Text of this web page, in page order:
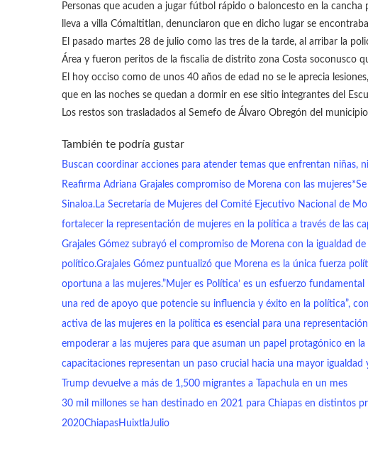
Personas que acuden a jugar fútbol rápido o baloncesto en la
lleva a villa Cómaltitlan, denunciaron que en dicho lugar se
El pasado martes 28 de julio como las tres de la tarde, al arribar la
Área y fueron peritos de la fiscalia de distrito zona Costa soconusco
El hoy occiso como de unos 40 años de edad no se le aprecia
que en las noches se quedan a dormir en ese sitio integrantes del
Los restos son trasladados al Semefo de Álvaro Obregón del
También te podría gustar
Buscan coordinar acciones para atender temas que enfrentan niñas,
Reafirma Adriana Grajales compromiso de Morena con las
Sinaloa.La Secretaría de Mujeres del Comité Ejecutivo Nacional de
fortalecer la representación de mujeres en la política a través de las
Grajales Gómez subrayó el compromiso de Morena con la igualdad
político.Grajales Gómez puntualizó que Morena es la única fuerza
oportuna a las mujeres.”Mujer es Política’ es un esfuerzo
una red de apoyo que potencie su influencia y éxito en la política”,
activa de las mujeres en la política es esencial para una
empoderar a las mujeres para que asuman un papel protagónico en
capacitaciones representan un paso crucial hacia una mayor
Trump devuelve a más de 1,500 migrantes a Tapachula en un mes
30 mil millones se han destinado en 2021 para Chiapas en distintos
2020ChiapasHuixtlaJulio